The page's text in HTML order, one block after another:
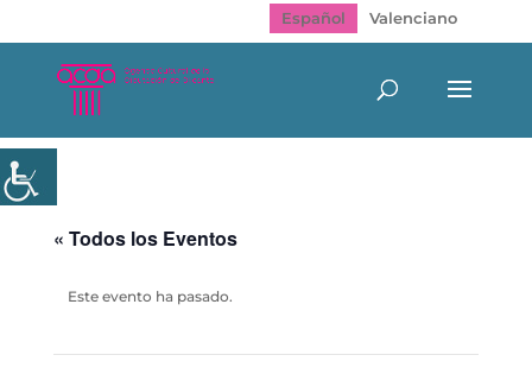
Español Valenciano
« Todos los Eventos
Este evento ha pasado.